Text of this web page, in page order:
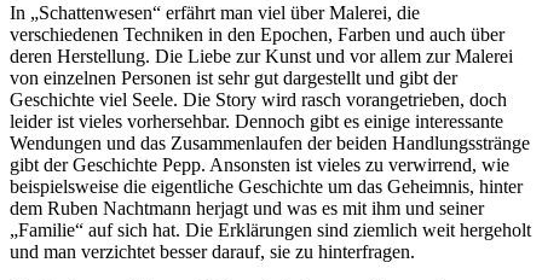
In „Schattenwesen“ erfährt man viel über Malerei, die
verschiedenen Techniken in den Epochen, Farben und auch über
deren Herstellung. Die Liebe zur Kunst und vor allem zur Malerei
von einzelnen Personen ist sehr gut dargestellt und gibt der
Geschichte viel Seele. Die Story wird rasch vorangetrieben, doch
leider ist vieles vorhersehbar. Dennoch gibt es einige interessante
Wendungen und das Zusammenlaufen der beiden Handlungsstränge
gibt der Geschichte Pepp. Ansonsten ist vieles zu verwirrend, wie
beispielsweise die eigentliche Geschichte um das Geheimnis, hinter
dem Ruben Nachtmann herjagt und was es mit ihm und seiner
„Familie“ auf sich hat. Die Erklärungen sind ziemlich weit hergeholt
und man verzichtet besser darauf, sie zu hinterfragen.